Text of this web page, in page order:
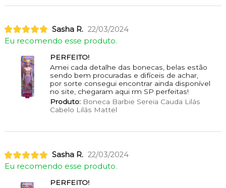
Sasha R. 22/03/2024
Eu recomendo esse produto.
PERFEITO!
Amei cada detalhe das bonecas, belas estão
sendo bem procuradas e difíceis de achar,
por sorte consegui encontrar ainda disponível
no site, chegaram aqui rm SP perfeitas!
Produto:Boneca Barbie Sereia Cauda Lilás
Cabelo Lilás Mattel
Sasha R. 22/03/2024
Eu recomendo esse produto.
PERFEITO!